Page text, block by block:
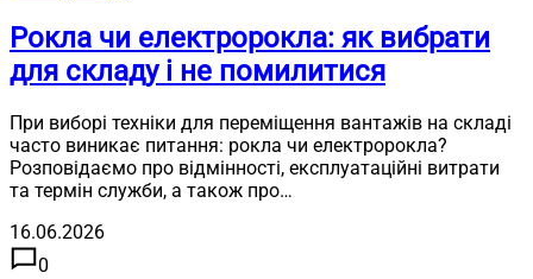
Рокла чи електророкла: як вибрати
для складу і не помилитися
При виборі техніки для переміщення вантажів на складі
часто виникає питання: рокла чи електророкла?
Розповідаємо про відмінності, експлуатаційні витрати
та термін служби, а також про…
16.06.2026
0